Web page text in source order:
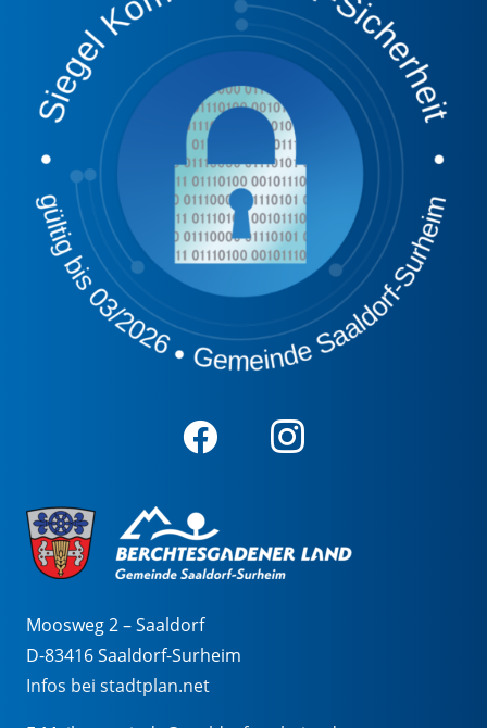
Moosweg 2 – Saaldorf
D-83416 Saaldorf-Surheim
Infos bei stadtplan.net